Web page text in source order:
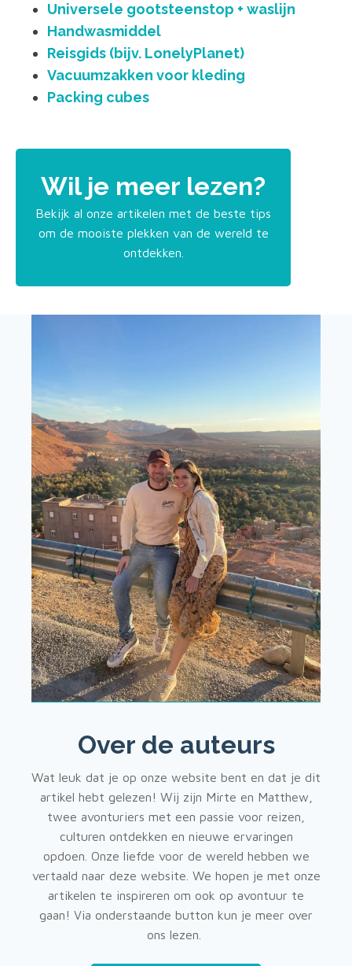
Universele gootsteenstop + waslijn
Handwasmiddel
Reisgids (bijv. LonelyPlanet)
Vacuumzakken voor kleding
Packing cubes
Wil je meer lezen?
Bekijk al onze artikelen met de beste tips
om de mooiste plekken van de wereld te
ontdekken.
Over de auteurs
Wat leuk dat je op onze website bent en dat je dit
artikel hebt gelezen! Wij zijn Mirte en Matthew,
twee avonturiers met een passie voor reizen,
culturen ontdekken en nieuwe ervaringen
opdoen. Onze liefde voor de wereld hebben we
vertaald naar deze website. We hopen je met onze
artikelen te inspireren om ook op avontuur te
gaan! Via onderstaande button kun je meer over
ons lezen.